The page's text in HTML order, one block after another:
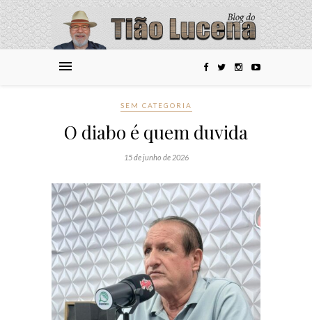
SEM CATEGORIA
O diabo é quem duvida
15 de junho de 2026